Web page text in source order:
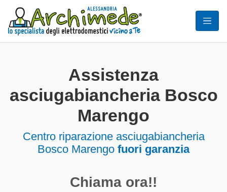
Assistenza
asciugabiancheria Bosco
Marengo
Centro riparazione asciugabiancheria
Bosco Marengo fuori garanzia
Chiama ora!!